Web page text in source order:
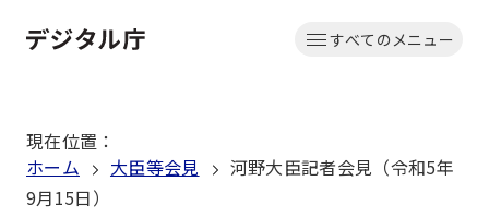
文
動
すべてのメニュー
現在位置 ：
ホーム
大臣等会見
河野大臣記者会見（令和5年
9月15日）